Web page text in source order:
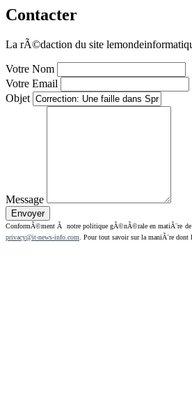
Contacter
La rÃ©daction du site
Votre Nom
Votre Email
Objet
Message
ConformÃ©ment Ã notre politique gÃ©nÃ©rale en matiÃ¨re de
privacy@it-news-info.com . Pour tout savoir sur la maniÃ¨re